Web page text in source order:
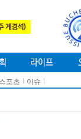
포츠 l 이슈 l